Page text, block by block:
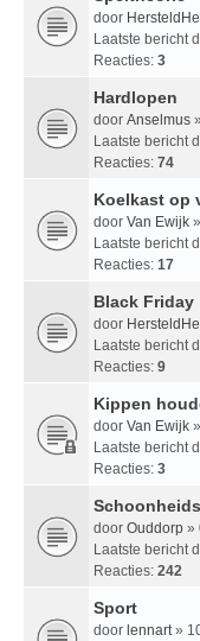
door
Laatste bericht
Reacties: 3
Hardlopen
door Anselmus
Laatste bericht
Reacties: 74
Koelkast op
door Van Ewijk
Laatste bericht
Reacties: 17
Black Friday
door
Laatste bericht
Reacties: 9
Kippen
door Van Ewijk
Laatste bericht
Reacties: 3
door Ouddorp »
Laatste bericht
Reacties: 242
Sport
door lennart »